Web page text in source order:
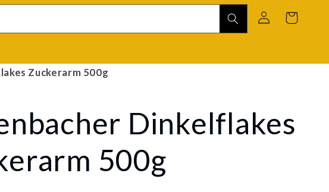
EinloggenWarenkorb
Zuckerarm 500g
Dinkelflakes
500g